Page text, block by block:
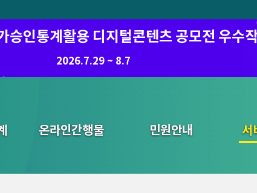
인통계활용 디지털콘텐츠 공모전 우수
2026.7.29 ~ 8.7
온라인간행물 민원안내 서
통합검색